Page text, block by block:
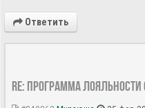
Ответить
Re: Программа